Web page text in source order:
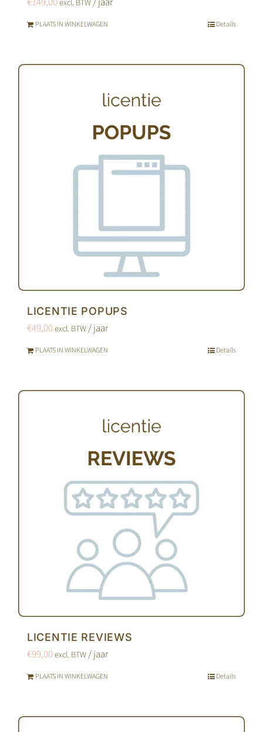
excl. BTW
PLAATS IN WINKELWAGEN Details
LICENTIE POPUPS
€49,00excl. BTW/ jaar
PLAATS IN WINKELWAGEN Details
LICENTIE REVIEWS
€99,00excl. BTW/ jaar
PLAATS IN WINKELWAGEN Details